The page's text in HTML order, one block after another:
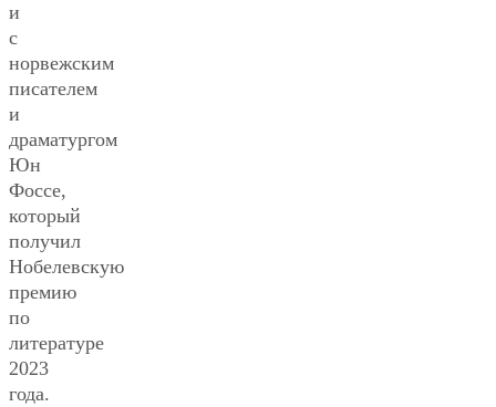
и
с
норвежским
писателем
и
драматургом
Юн
Фоссе,
который
получил
Нобелевскую
премию
по
литературе
2023
года.